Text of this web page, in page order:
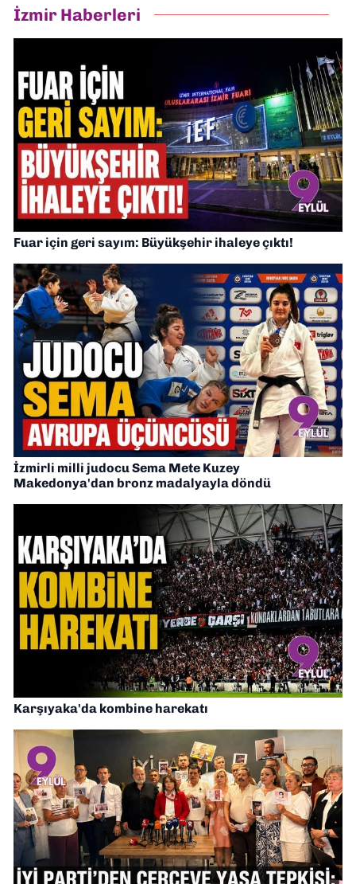
İzmir Haberleri
Fuar için geri sayım: Büyükşehir ihaleye çıktı!
İzmirli milli judocu Sema Mete Kuzey
Makedonya'dan bronz madalyayla döndü
Karşıyaka'da kombine harekatı